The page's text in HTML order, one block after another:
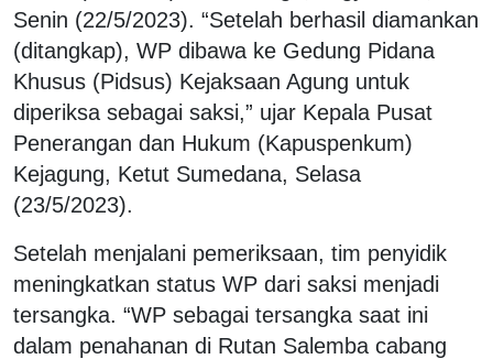
Senin (22/5/2023). “Setelah berhasil diamankan
(ditangkap), WP dibawa ke Gedung Pidana
Khusus (Pidsus) Kejaksaan Agung untuk
diperiksa sebagai saksi,” ujar Kepala Pusat
Penerangan dan Hukum (Kapuspenkum)
Kejagung, Ketut Sumedana, Selasa
(23/5/2023).
Setelah menjalani pemeriksaan, tim penyidik
meningkatkan status WP dari saksi menjadi
tersangka. “WP sebagai tersangka saat ini
dalam penahanan di Rutan Salemba cabang